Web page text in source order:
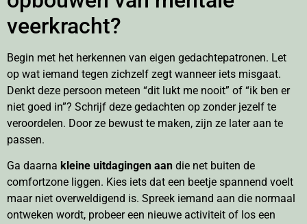
veerkracht?
Begin met het herkennen van eigen gedachtepatronen. Let
op wat iemand tegen zichzelf zegt wanneer iets misgaat.
Denkt deze persoon meteen “dit lukt me nooit” of “ik ben er
niet goed in”? Schrijf deze gedachten op zonder jezelf te
veroordelen. Door ze bewust te maken, zijn ze later aan te
passen.
Ga daarna kleine uitdagingen aan die net buiten de
comfortzone liggen. Kies iets dat een beetje spannend voelt
maar niet overweldigend is. Spreek iemand aan die normaal
ontweken wordt, probeer een nieuwe activiteit of los een